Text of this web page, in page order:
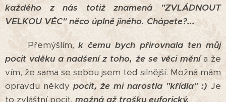
každého z nás totiž znamená "ZVLÁDNOUT
VELKOU VĚC" něco úplně jiného. Chápete?...
Přemýšlím,k čemu bych přirovnala ten můj
pocit vděku a nadšení z toho, že se věci měnía že
vím, že sama se sebou jsem teď silnější. Možná mám
opravdu někdy pocit, že mi narostla "křídla" :) Je
to zvláštní pocit, možná až trošku euforický.